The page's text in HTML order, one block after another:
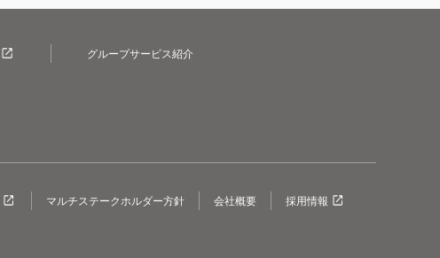
グループサービス紹介
マルチステークホルダー方針 会社概要 採用情報